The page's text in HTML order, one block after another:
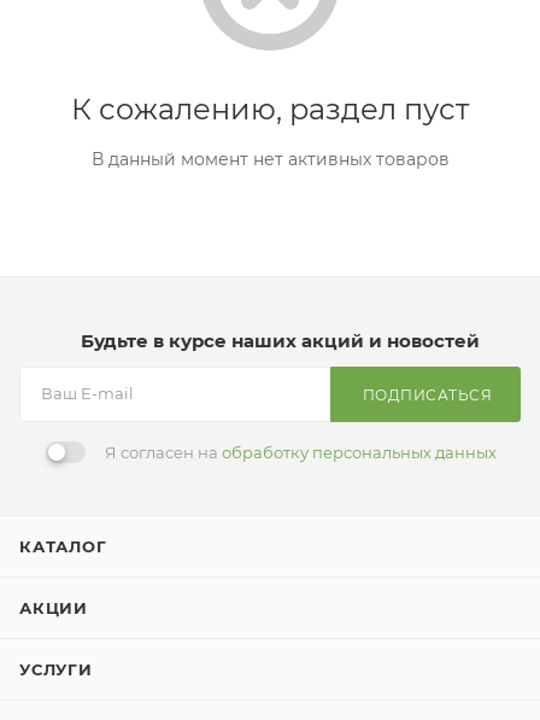
К сожалению, раздел пуст
В данный момент нет активных товаров
Будьте в курсе наших акций и новостей
ПОДПИСАТЬСЯ
Я согласен на обработку персональных данных
КАТАЛОГ
АКЦИИ
УСЛУГИ